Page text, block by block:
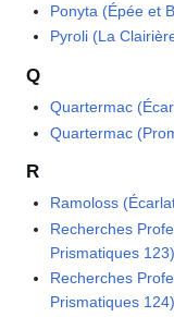
Ponyta (Épée et
Pyroli (La
Q
Quartermac
Quartermac
R
Ramoloss
Recherches
Prismatiques 123)
Recherches
Prismatiques 124)